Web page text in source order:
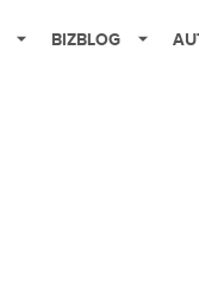
BIZBLOG